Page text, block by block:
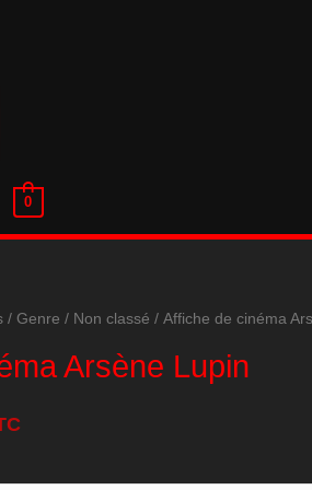
0
/ Genre / Non classé / Affiche de cinéma
Arsène Lupin